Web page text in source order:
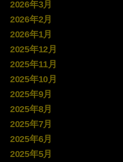
2026年3月
2026年2月
2026年1月
2025年12月
2025年11月
2025年10月
2025年9月
2025年8月
2025年7月
2025年6月
2025年5月